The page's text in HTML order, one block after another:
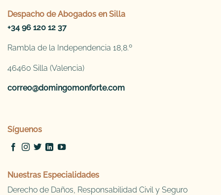
Despacho de Abogados en Silla
+34 96 120 12 37
Rambla de la Independencia 18,8.º
46460 Silla (Valencia)
correo@domingomonforte.com
Síguenos
Nuestras Especialidades
Derecho de Daños, Responsabilidad Civil y Seguro